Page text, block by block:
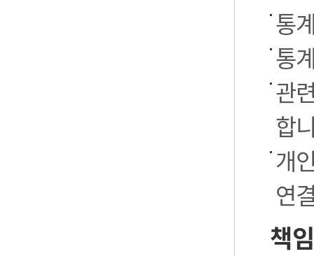
통
통
관
합
개
연
책